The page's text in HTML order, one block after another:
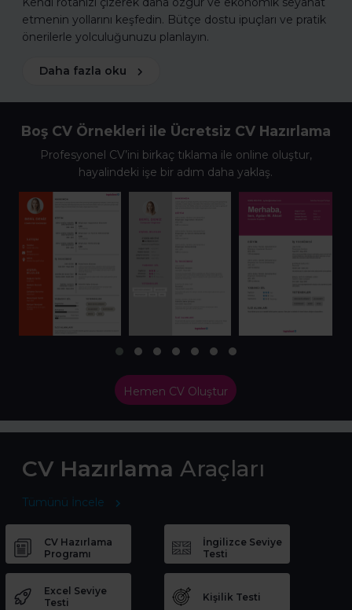
etmenin yollarını keşfedin. Bütçe dostu ipuçları ve pratik
önerilerle yolculuğunuzu planlayın.
Daha fazla oku
Boş CV Örnekleri ile Ücretsiz CV Hazırlama
Profesyonel CV’ini birkaç tıklama ile online oluştur,
hayalindeki işe bir adım daha yaklaş.
Hemen CV Oluştur
CV Hazırlama Araçları
Tümünü İncele
CV Hazırlama
Programı
İngilizce Seviye
Testi
Excel Seviye
Testi
Kişilik Testi